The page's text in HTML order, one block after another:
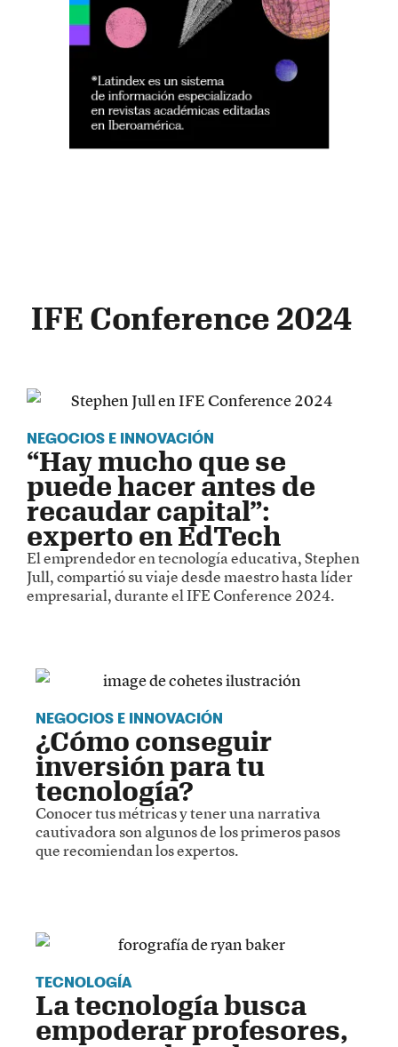
IFE Conference 2024
NEGOCIOS E INNOVACIÓN
“Hay mucho que se
puede hacer antes de
recaudar capital”:
experto en EdTech
El emprendedor en tecnología educativa, Stephen
Jull, compartió su viaje desde maestro hasta líder
empresarial, durante el IFE Conference 2024.
NEGOCIOS E INNOVACIÓN
¿Cómo conseguir
inversión para tu
tecnología?
Conocer tus métricas y tener una narrativa
cautivadora son algunos de los primeros pasos
que recomiendan los expertos.
TECNOLOGÍA
La tecnología busca
empoderar profesores,